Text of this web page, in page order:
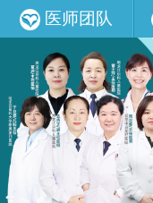
医师团队